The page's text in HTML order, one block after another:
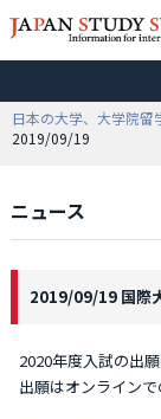
日本の大学、大学院留
2019/09/19
ニュース
2019/09/19 国際
2020年度入試の出
出願はオンラインで